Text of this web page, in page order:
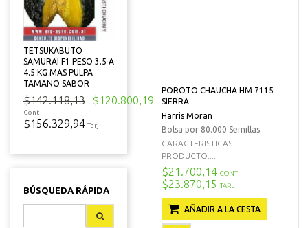
TETSUKABUTO
SAMURAI F1 PESO 3.5 A
4.5 KG MAS PULPA
TAMANO SABOR
$142.118,13 $120.800,19
Cont
$156.329,94 Tarj
BÚSQUEDA RÁPIDA
POROTO CHAUCHA HM 7115
SIERRA
Harris Moran
Bolsa por 80.000 Semillas
CARACTERISTICAS
PRODUCTO:...
$21.700,14 CONT
$23.870,15 TARJ
AÑADIR A LA CESTA